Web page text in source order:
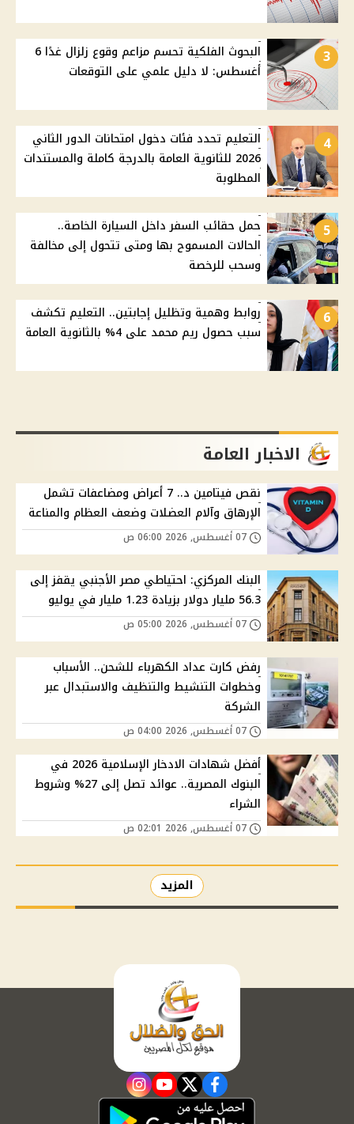
3
البحوث الفلكية تحسم مزاعم وقوع زلزال غدًا 6
أغسطس: لا دليل علمي على التوقعات
4
التعليم تحدد فئات دخول امتحانات الدور الثاني
2026 للثانوية العامة بالدرجة كاملة والمستندات
المطلوبة
5
حمل حقائب السفر داخل السيارة الخاصة..
الحالات المسموح بها ومتى تتحول إلى مخالفة
وسحب للرخصة
6
روابط وهمية وتظليل إجابتين.. التعليم تكشف
سبب حصول ريم محمد على 4% بالثانوية العامة
الاخبار العامة
نقص فيتامين د.. 7 أعراض ومضاعفات تشمل
الإرهاق وآلام العضلات وضعف العظام والمناعة
البنك المركزي: احتياطي مصر الأجنبي يقفز إلى
56.3 مليار دولار بزيادة 1.23 مليار في يوليو
رفض كارت عداد الكهرباء للشحن.. الأسباب
وخطوات التنشيط والتنظيف والاستبدال عبر
الشركة
أفضل شهادات الادخار الإسلامية 2026 في
البنوك المصرية.. عوائد تصل إلى 27% وشروط
الشراء
المزيد
facebook
twitter
youtube
instagram